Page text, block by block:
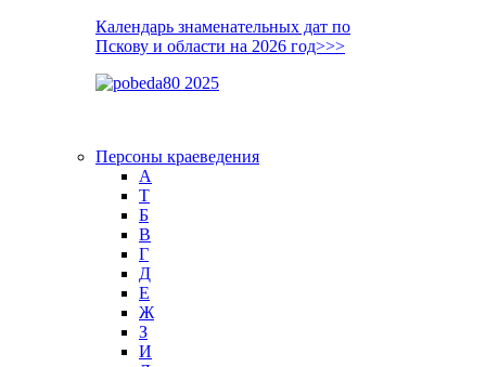
Календарь знаменательных дат по
Пскову и области на 2026 год>>>
Персоны краеведения
А
T
Б
В
Г
Д
Е
Ж
З
И